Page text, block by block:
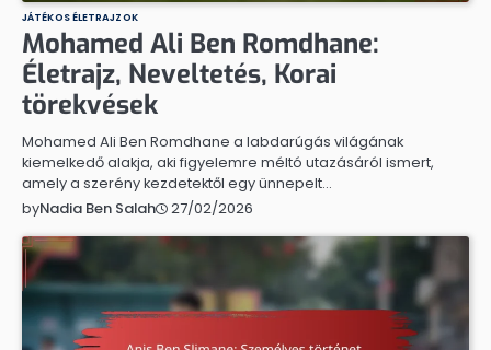
JÁTÉKOS ÉLETRAJZOK
Mohamed Ali Ben Romdhane:
Életrajz, Neveltetés, Korai
törekvések
Mohamed Ali Ben Romdhane a labdarúgás világának
kiemelkedő alakja, aki figyelemre méltó utazásáról ismert,
amely a szerény kezdetektől egy ünnepelt…
byNadia Ben Salah 27/02/2026